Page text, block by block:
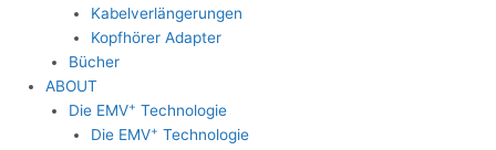
Kabelverlängerungen
Kopfhörer Adapter
Bücher
ABOUT
Die EMV+ Technologie
Die EMV+ Technologie